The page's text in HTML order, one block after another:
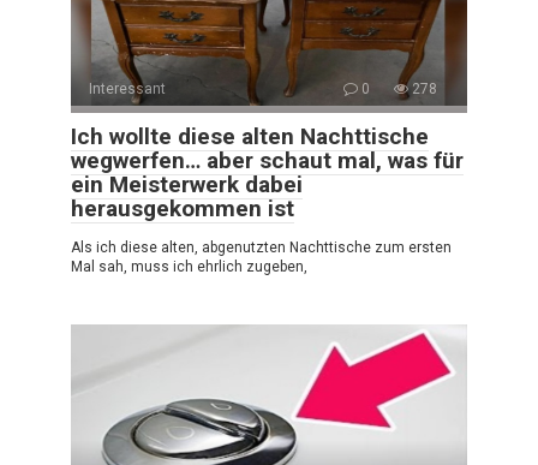
Interessant 0 278
Ich wollte diese alten Nachttische
wegwerfen… aber schaut mal, was für
ein Meisterwerk dabei
herausgekommen ist
Als ich diese alten, abgenutzten Nachttische zum ersten
Mal sah, muss ich ehrlich zugeben,